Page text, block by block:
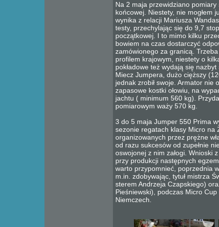
Na 2 maja przewidziano
końcowej. Niestety, nie mogłem
wynika z relacji Mariusza
testy, przechylając się do 9,7
początkowej. I to mimo kilku
bowiem na czas dostarczyć
zamówionego za granicą.
profilem krajowym, niestety o
pokładowe też wydają się
Miecz Jumpera, dużo cięższy
jednak zrobił swoje. Armator nie
zapasowe kostki ołowiu, na
jachtu ( minimum 560 kg).
pomiarowym waży 570 kg.
3 do 5 maja Jumper 550 Prima
sezonie regatach klasy Micro na
organizowanych przez prężne
od razu sukcesów od zupełnie
oswojonej z nim załogi. Wnioski
przy produkcji następnych
warto przypomnieć, poprzednia
m.in. zdobywając, tytuł mistrza
sterem Andrzeja Czapskiego)
Pieśniewski), podczas Micro
Niemczech.